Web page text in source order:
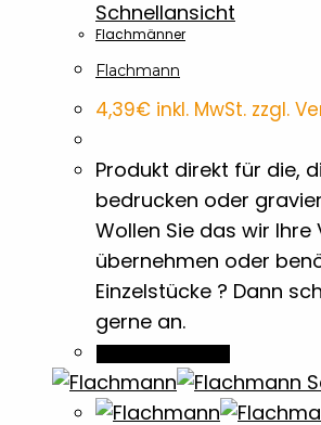
Banner
Baumwolltaschen
BBQ Accossoires
Beutel
Bierdeckel
Bleistifte
Blöcke
Schnellansicht
Flachmänner
Flachmann
4,39€ inkl. MwSt. zzgl.
Produkt direkt für die,
bedrucken oder
Wollen Sie das wir Ihre
übernehmen oder
Einzelstücke ? Dann
gerne an.